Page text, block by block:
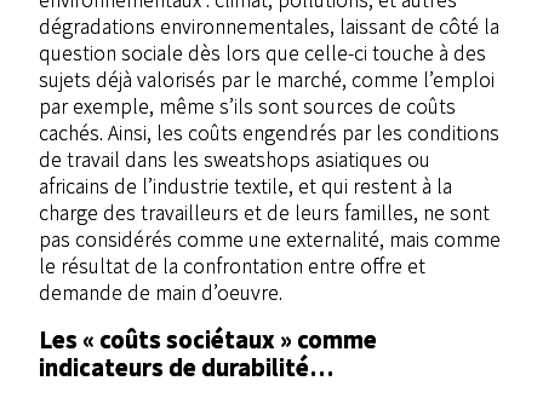
dégradations environnementales, laissant de côté la
question sociale dès lors que celle-ci touche à des
sujets déjà valorisés par le marché, comme l’emploi
par exemple, même s’ils sont sources de coûts
cachés. Ainsi, les coûts engendrés par les conditions
de travail dans les sweatshops asiatiques ou
africains de l’industrie textile, et qui restent à la
charge des travailleurs et de leurs familles, ne sont
pas considérés comme une externalité, mais comme
le résultat de la confrontation entre offre et
demande de main d’oeuvre.
Les « coûts sociétaux » comme
indicateurs de durabilité…